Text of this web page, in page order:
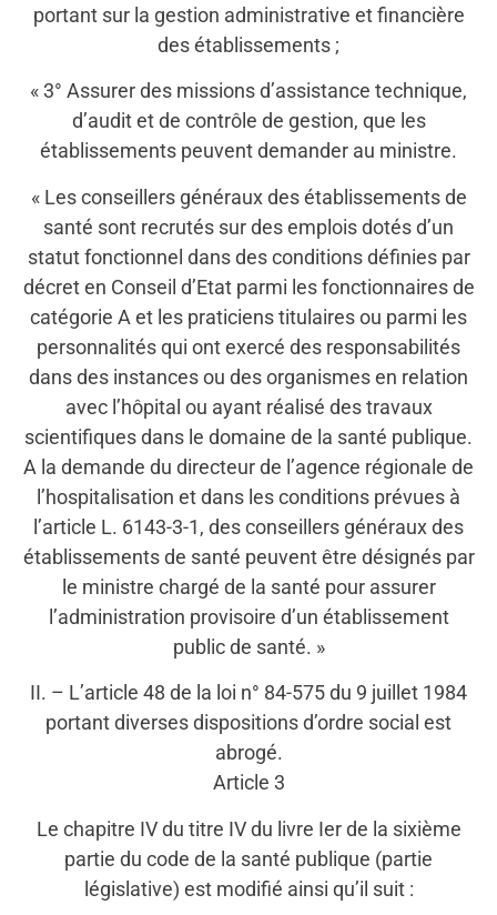
portant sur la gestion administrative et financière
des établissements ;
« 3° Assurer des missions d’assistance technique,
d’audit et de contrôle de gestion, que les
établissements peuvent demander au ministre.
« Les conseillers généraux des établissements de
santé sont recrutés sur des emplois dotés d’un
statut fonctionnel dans des conditions définies par
décret en Conseil d’Etat parmi les fonctionnaires de
catégorie A et les praticiens titulaires ou parmi les
personnalités qui ont exercé des responsabilités
dans des instances ou des organismes en relation
avec l’hôpital ou ayant réalisé des travaux
scientifiques dans le domaine de la santé publique.
A la demande du directeur de l’agence régionale de
l’hospitalisation et dans les conditions prévues à
l’article L. 6143-3-1, des conseillers généraux des
établissements de santé peuvent être désignés par
le ministre chargé de la santé pour assurer
l’administration provisoire d’un établissement
public de santé. »
II. – L’article 48 de la loi n° 84-575 du 9 juillet 1984
portant diverses dispositions d’ordre social est
abrogé.
Article 3
Le chapitre IV du titre IV du livre Ier de la sixième
partie du code de la santé publique (partie
législative) est modifié ainsi qu’il suit :